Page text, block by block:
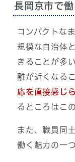
長岡京市で働
コンパクトな
規模な自治体
きることが多
離が近くなる
応を直接感じ
るところはこ
また、職員同
働く魅力の一つ